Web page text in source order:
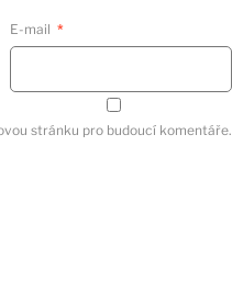
E-mail *
stránku pro budoucí komentáře.